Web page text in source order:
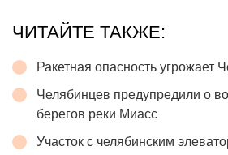
ЧИТАЙТЕ ТАКЖЕ:
Ракетная опасность угрожает
Челябинцев предупредили о
берегов реки Миасс
Участок с челябинским